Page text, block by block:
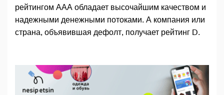
рейтингом ААА обладает высочайшим качеством и
надежными денежными потоками. А компания или
страна, объявившая дефолт, получает рейтинг D.